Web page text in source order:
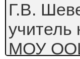
Г.В.
учитель
МОУ